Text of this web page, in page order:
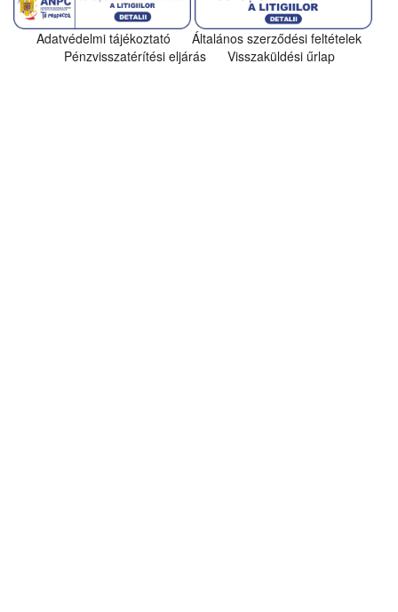
Adatvédelmi tájékoztató
Általános szerződési feltételek
Pénzvisszatérítési eljárás
Visszaküldési űrlap